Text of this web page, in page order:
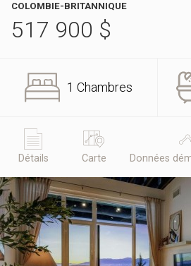
COLOMBIE-BRITANNIQUE
517 900 $
1 Chambres
Détails Carte Données